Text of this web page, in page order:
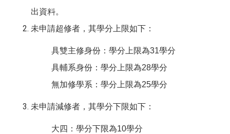
出資料。
未申請超修者，其學分上限如下：
具雙主修身份：學分上限為31學分
具輔系身份：學分上限為28學分
無加修學系：學分上限為25學分
未申請減修者，其學分下限如下：
大四：學分下限為10學分